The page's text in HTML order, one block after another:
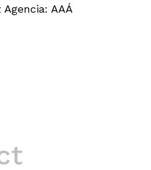
Agencia: AAÁ